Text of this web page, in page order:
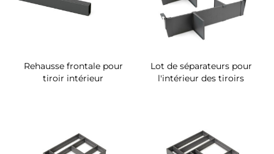
Rehausse frontale pour
tiroir intérieur
Lot de séparateurs pour
l'intérieur des tiroirs